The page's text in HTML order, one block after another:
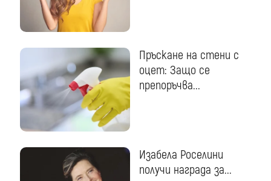
Пръскане на стени с
оцет: Защо се
препоръчва...
Изабела Роселини
получи награда за...